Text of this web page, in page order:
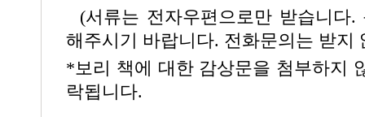
(서류는 전자우편으로만 받습니다.
해주시기 바랍니다. 전화문의는 받지
*보리 책에 대한 감상문을 첨부하지
락됩니다.